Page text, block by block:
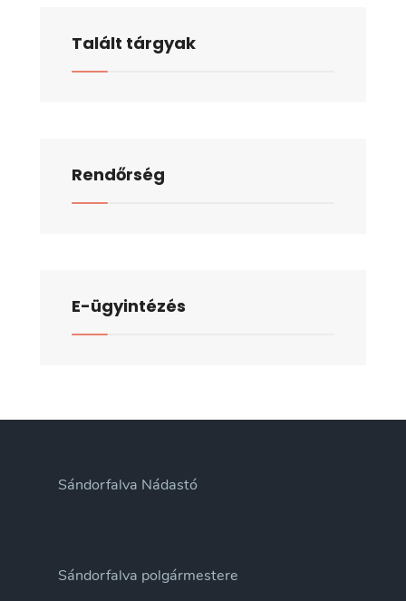
Talált tárgyak
Rendőrség
E-ügyintézés
Sándorfalva Nádastó
Sándorfalva polgármestere